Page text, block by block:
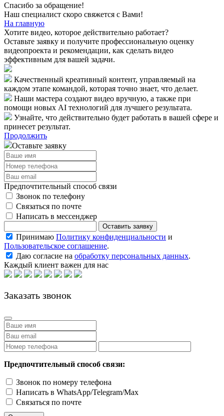
Спасибо за обращение!
Наш специалист скоро свяжется с Вами!
На главную
Хотите видео, которое действительно работает?
Оставьте заявку и получите профессиональную оценку
видеопроекта и рекомендации, как сделать видео
эффективным для вашей задачи.
Качественный креативный контент, управляемый на
каждом этапе командой, которая точно знает, что делает.
Наши мастера создают видео вручную, а также при
помощи новых AI технологий для лучшего результата.
Узнайте, что действительно будет работать в вашей сфере и
принесет результат.
Продолжить
Оставьте заявку
Предпочтительный способ связи
Звонок по телефону
Связаться по почте
Написать в мессенджер
Принимаю Политику конфиденциальности и
Пользовательское соглашение.
Даю согласие на обработку персональных данных.
Каждый клиент важен для нас
Заказать звонок
Предпочтительный способ связи:
Звонок по номеру телефона
Написать в WhatsApp/Telegram/Max
Связаться по почте